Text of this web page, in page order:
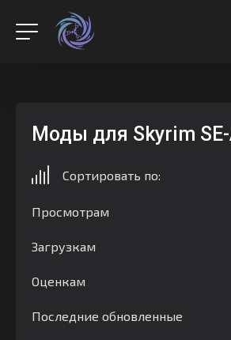
Моды для Skyrim
Сортировать по:
Просмотрам
Загрузкам
Оценкам
Последние обновленные